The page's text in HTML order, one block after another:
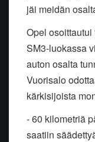
jäi meidän
Opel
SM3-luokassa
auton osalta
Vuorisalo
kärkisijoista
- 60 kilometriä
saatiin